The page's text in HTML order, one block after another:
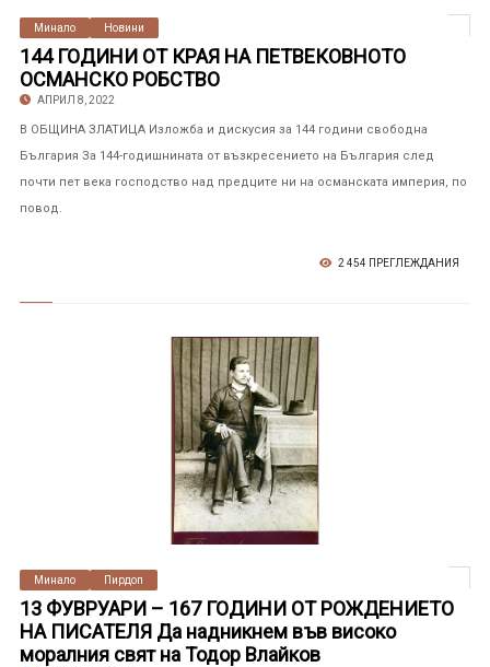
Минало Новини
144 ГОДИНИ ОТ КРАЯ НА ПЕТВЕКОВНОТО
ОСМАНСКО РОБСТВО
АПРИЛ 8, 2022
В ОБЩИНА ЗЛАТИЦА Изложба и дискусия за 144 години свободна
България За 144-годишнината от възкресението на България след
почти пет века господство над предците ни на османската империя, по
повод.
2 454 ПРЕГЛЕЖДАНИЯ
Минало Пирдоп
13 ФУВРУАРИ – 167 ГОДИНИ ОТ РОЖДЕНИЕТО
НА ПИСАТЕЛЯ Да надникнем във високо
моралния свят на Тодор Влайков